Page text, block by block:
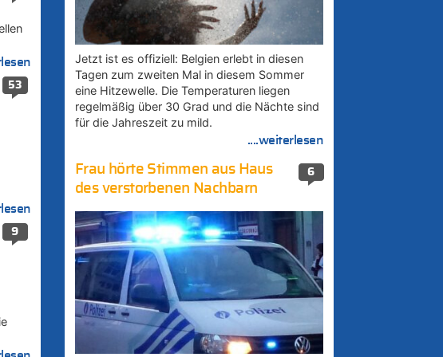
53
9
Jetzt ist es offiziell: Belgien erlebt in diesen
Tagen zum zweiten Mal in diesem Sommer
eine Hitzewelle. Die Temperaturen liegen
regelmäßig über 30 Grad und die Nächte sind
für die Jahreszeit zu mild.
....weiterlesen
6
Frau hörte Stimmen aus Haus
des verstorbenen Nachbarn